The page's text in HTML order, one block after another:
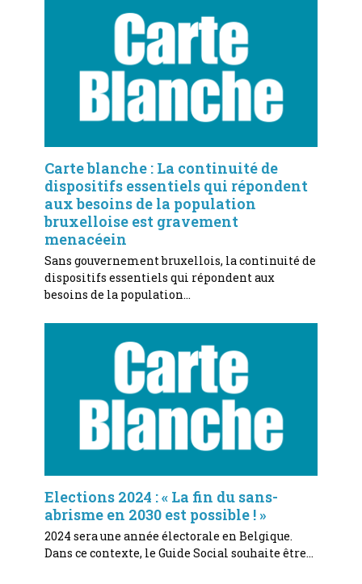
Carte blanche : La continuité de
dispositifs essentiels qui répondent
aux besoins de la population
bruxelloise est gravement
menacéein
Sans gouvernement bruxellois, la continuité de
dispositifs essentiels qui répondent aux
besoins de la population…
Elections 2024 : « La fin du sans-
abrisme en 2030 est possible ! »
2024 sera une année électorale en Belgique.
Dans ce contexte, le Guide Social souhaite être…